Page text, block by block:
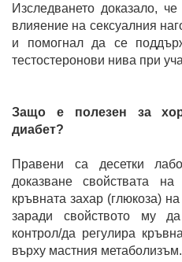
Изследването доказало,
влияение на сексуалния
и помогнал да се
тестостеронови нива при
Защо е полезен за
диабет?
Правени са десетки
доказване свойствата
кръвната захар (глюкоза)
заради свойството му
контрол/да регулира
върху мастния метаболизъм.